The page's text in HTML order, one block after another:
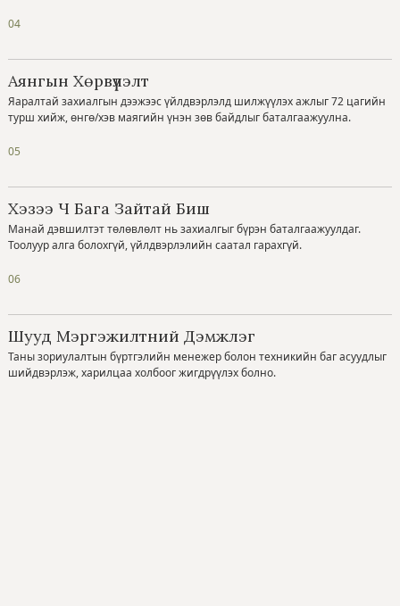
04
Аянгын Хөрвүүлэлт
Яаралтай захиалгын дээжээс үйлдвэрлэлд шилжүүлэх ажлыг 72 цагийн
турш хийж, өнгө/хэв маягийн үнэн зөв байдлыг баталгаажуулна.
05
Хэзээ Ч Бага Зайтай Биш
Манай дэвшилтэт төлөвлөлт нь захиалгыг бүрэн баталгаажуулдаг.
Тоолуур алга болохгүй, үйлдвэрлэлийн саатал гарахгүй.
06
Шууд Мэргэжилтний Дэмжлэг
Таны зориулалтын бүртгэлийн менежер болон техникийн баг асуудлыг
шийдвэрлэж, харилцаа холбоог жигдрүүлэх болно.